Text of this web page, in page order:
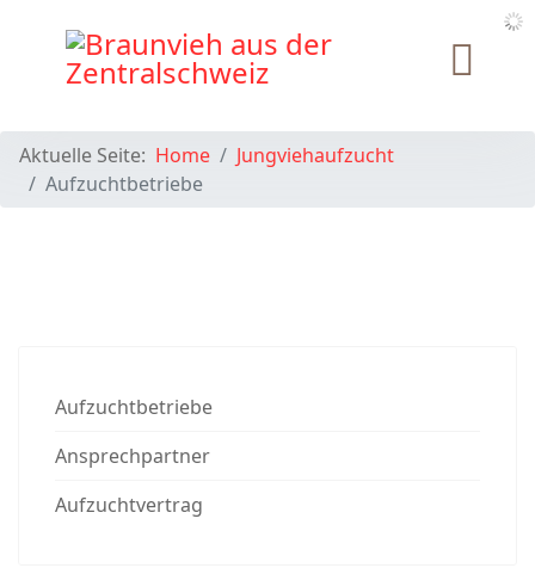
Aktuelle Seite: Home
Jungviehaufzucht
Aufzuchtbetriebe
Aufzuchtbetriebe
Ansprechpartner
Aufzuchtvertrag